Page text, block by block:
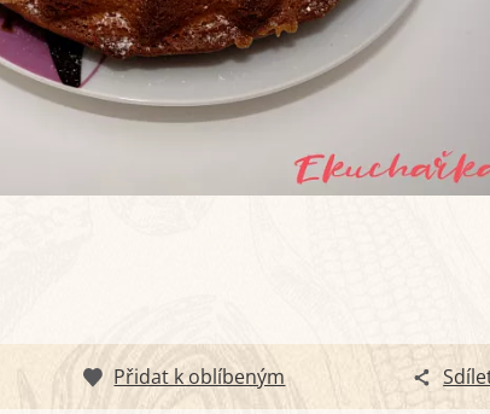
Přidat k oblíbeným